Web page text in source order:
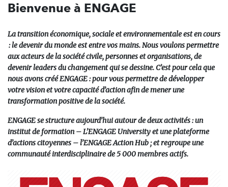
Bienvenue à ENGAGE
La transition économique, sociale et environnementale est en cours
: le devenir du monde est entre vos mains. Nous voulons permettre
aux acteurs de la société civile, personnes et organisations, de
devenir leaders du changement qui se dessine. C’est pour cela que
nous avons créé ENGAGE : pour vous permettre de développer
votre vision et votre capacité d’action afin de mener une
transformation positive de la société.
ENGAGE se structure aujourd’hui autour de deux activités : un
institut de formation – L’ENGAGE University et une plateforme
d’actions citoyennes – l’ENGAGE Action Hub ; et regroupe une
communauté interdisciplinaire de 5 000 membres actifs.